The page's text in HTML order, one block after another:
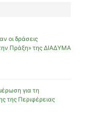
οι δράσεις
Πράξη» της ΔΙΑΔΥΜΑ
για τη
της Περιφέρειας